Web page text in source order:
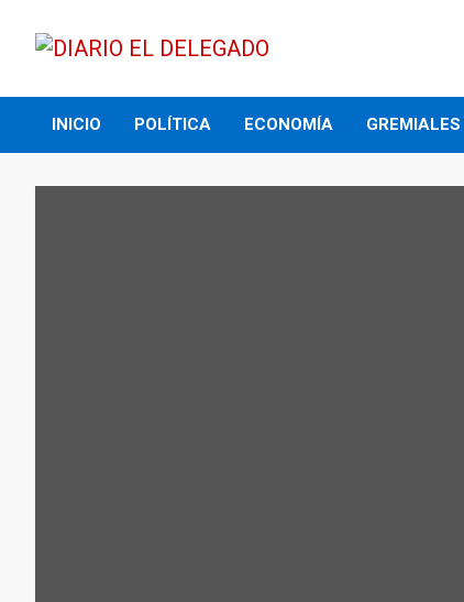
content
DIARIO EL
INICIO POLÍTICA ECONOMÍA GREMIALES